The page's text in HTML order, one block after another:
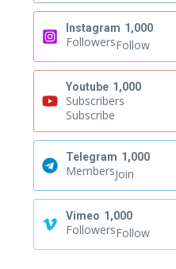
Instagram 1,000
FollowersFollow
Youtube 1,000
Subscribers
Subscribe
Telegram 1,000
MembersJoin
Vimeo 1,000
FollowersFollow